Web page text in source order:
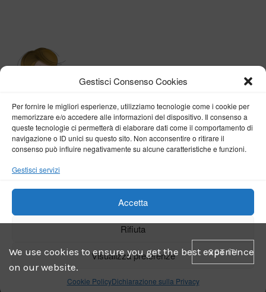
Gestisci Consenso Cookies
Per fornire le migliori esperienze, utilizziamo tecnologie come i cookie per
memorizzare e/o accedere alle informazioni del dispositivo. Il consenso a
queste tecnologie ci permetterà di elaborare dati come il comportamento di
navigazione o ID unici su questo sito. Non acconsentire o ritirare il
consenso può influire negativamente su alcune caratteristiche e funzioni.
Gestisci servizi
Accetta
Rifiuta
Visualizza preferenze
Cookie PolicyDichiarazione sulla Privacy
BY VERONICA D'ONOFRIO
Veronica D'Onofrio
GOT IT!
We use cookies to ensure you get the best experience
on our website.